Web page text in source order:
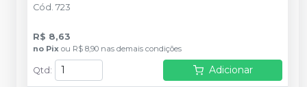
Cód. 723
R$ 8,63
no Pix ou R$ 8,90 nas demais condições
Qtd: Adicionar